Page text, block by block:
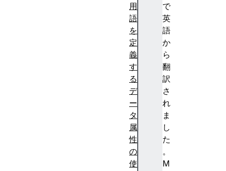
で
英
語
か
ら
翻
訳
さ
れ
ま
し
た
。
M
用
語
を
定
義
す
る
デ
ー
タ
属
性
の
使